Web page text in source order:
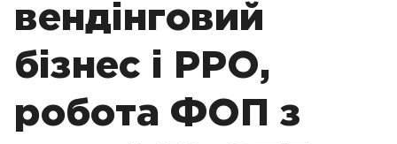
вендінговий
бізнес і РРО,
робота ФОП з